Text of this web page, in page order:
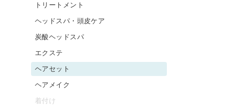
トリートメント
ヘッドスパ・頭皮ケア
炭酸ヘッドスパ
エクステ
ヘアセット
ヘアメイク
着付け